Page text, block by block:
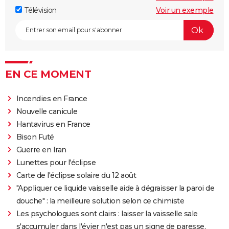
Télévision
Voir un exemple
EN CE MOMENT
Incendies en France
Nouvelle canicule
Hantavirus en France
Bison Futé
Guerre en Iran
Lunettes pour l'éclipse
Carte de l'éclipse solaire du 12 août
"Appliquer ce liquide vaisselle aide à dégraisser la paroi de
douche" : la meilleure solution selon ce chimiste
Les psychologues sont clairs : laisser la vaisselle sale
s'accumuler dans l'évier n'est pas un signe de paresse,